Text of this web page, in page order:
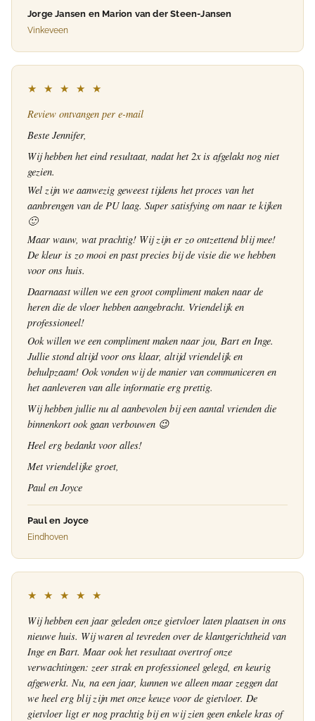
Jorge Jansen en Marion van der Steen-Jansen
Vinkeveen
★ ★ ★ ★ ★
Review ontvangen per e-mail
Beste Jennifer,
Wij hebben het eind resultaat, nadat het 2x is afgelakt nog niet
gezien.
Wel zijn we aanwezig geweest tijdens het proces van het
aanbrengen van de PU laag. Super satisfying om naar te kijken
🙂
Maar wauw, wat prachtig! Wij zijn er zo ontzettend blij mee!
De kleur is zo mooi en past precies bij de visie die we hebben
voor ons huis.
Daarnaast willen we een groot compliment maken naar de
heren die de vloer hebben aangebracht. Vriendelijk en
professioneel!
Ook willen we een compliment maken naar jou, Bart en Inge.
Jullie stond altijd voor ons klaar, altijd vriendelijk en
behulpzaam! Ook vonden wij de manier van communiceren en
het aanleveren van alle informatie erg prettig.
Wij hebben jullie nu al aanbevolen bij een aantal vrienden die
binnenkort ook gaan verbouwen 😉
Heel erg bedankt voor alles!
Met vriendelijke groet,
Paul en Joyce
Paul en Joyce
Eindhoven
★ ★ ★ ★ ★
Wij hebben een jaar geleden onze gietvloer laten plaatsen in ons
nieuwe huis. Wij waren al tevreden over de klantgerichtheid van
Inge en Bart. Maar ook het resultaat overtrof onze
verwachtingen: zeer strak en professioneel gelegd, en keurig
afgewerkt. Nu, na een jaar, kunnen we alleen maar zeggen dat
we heel erg blij zijn met onze keuze voor de gietvloer. De
gietvloer ligt er nog prachtig bij en wij zien geen enkele kras of